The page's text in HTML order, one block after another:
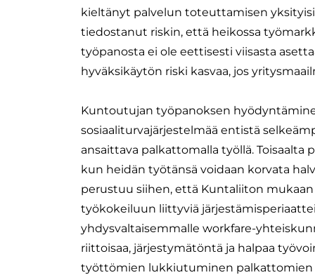
kieltänyt palvelun toteuttamisen
tiedostanut riskin, että heikossa
työpanosta ei ole eettisesti viisasta
hyväksikäytön riski kasvaa, jos
Kuntoutujan työpanoksen
sosiaaliturvajärjestelmää entistä
ansaittava palkattomalla työllä.
kun heidän työtänsä voidaan korvata
perustuu siihen, että Kuntaliiton
työkokeiluun liittyviä
yhdysvaltaisemmalle workfare-
riittoisaa, järjestymätöntä ja halpaa
työttömien lukkiutuminen palkattomien